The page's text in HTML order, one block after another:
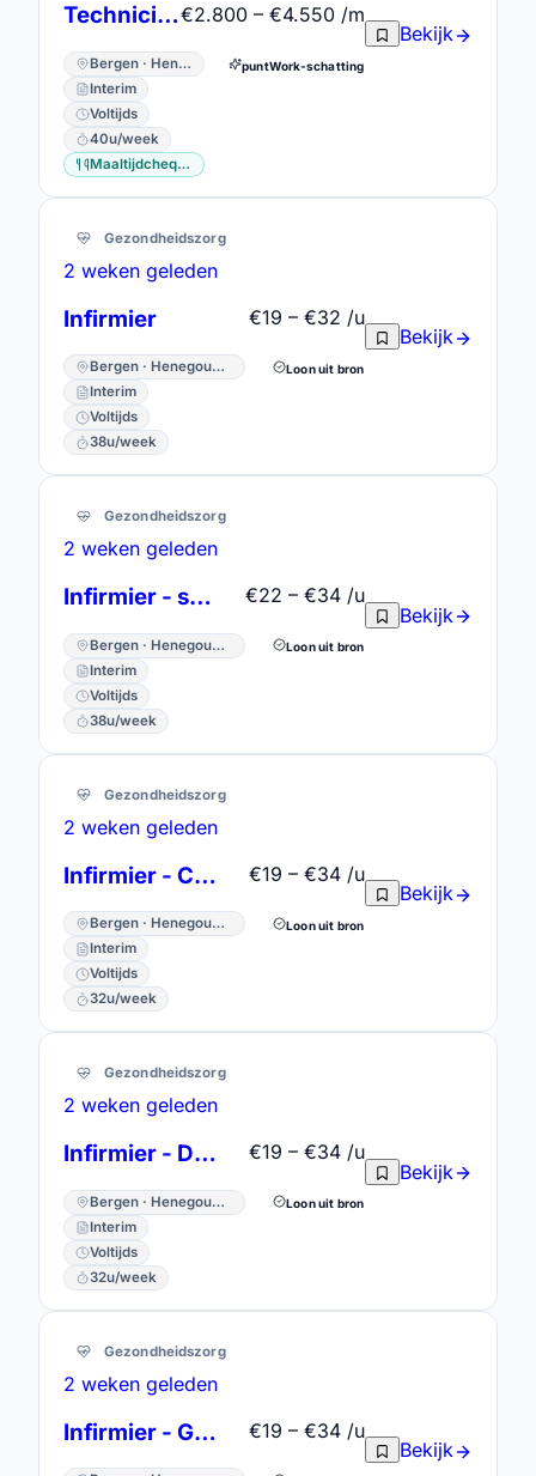
Technicien qualité
Bergen · Henegouwen
Interim
Voltijds
40u/week
Maaltijdcheques
€2.800 – €4.550 /m
puntWork-schatting
Bekijk
Gezondheidszorg
2 weken geleden
Infirmier
Bergen · Henegouwen
Interim
Voltijds
38u/week
€19 – €32 /u
Loon uit bron
Bekijk
Gezondheidszorg
2 weken geleden
Infirmier - soins intensifs
Bergen · Henegouwen
Interim
Voltijds
38u/week
€22 – €34 /u
Loon uit bron
Bekijk
Gezondheidszorg
2 weken geleden
Infirmier - Cardio-Neuro
Bergen · Henegouwen
Interim
Voltijds
32u/week
€19 – €34 /u
Loon uit bron
Bekijk
Gezondheidszorg
2 weken geleden
Infirmier - Dialyse
Bergen · Henegouwen
Interim
Voltijds
32u/week
€19 – €34 /u
Loon uit bron
Bekijk
Gezondheidszorg
2 weken geleden
Infirmier - Gériatrie €19 – €34 /u
Bekijk